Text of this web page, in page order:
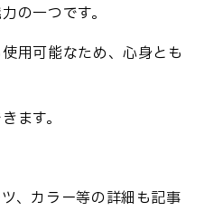
の一つです。
用可能なため、心身とも
ます。
、カラー等の詳細も記事